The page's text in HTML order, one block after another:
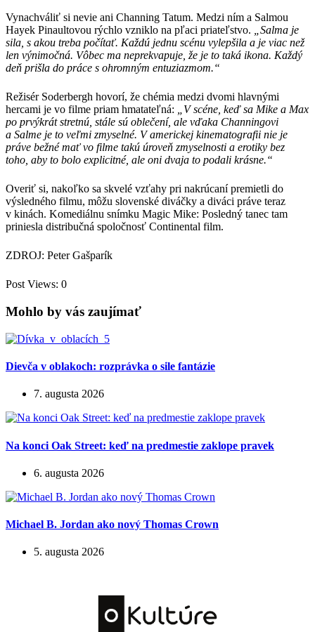
Vynachváliť si nevie ani Channing Tatum. Medzi ním a Salmou
Hayek Pinaultovou rýchlo vzniklo na pľaci priateľstvo.
„Salma je
sila, s akou treba počítať. Každú jednu scénu vylepšila a je viac než
len výnimočná. Vôbec ma neprekvapuje, že je to taká ikona. Každý
deň prišla do práce s ohromným entuziazmom.“
Režisér Soderbergh hovorí, že chémia medzi dvomi hlavnými
hercami je vo filme priam hmatateľná:
„V scéne, keď sa Mike a Max
po prvýkrát stretnú, stále sú oblečení, ale vďaka Channingovi
a Salme je to veľmi zmyselné. V americkej kinematografii nie je
práve bežné mať vo filme takú úroveň zmyselnosti a erotiky bez
toho, aby to bolo explicitné, ale oni dvaja to podali krásne.“
Overiť si, nakoľko sa skvelé vzťahy pri nakrúcaní premietli do
výsledného filmu, môžu slovenské diváčky a diváci práve teraz
v kinách. Komediálnu snímku Magic Mike: Posledný tanec tam
priniesla distribučná spoločnosť Continental film.
ZDROJ: Peter Gašparík
Post Views: 0
Mohlo by vás zaujímať
Dievča v oblakoch: rozprávka o sile fantázie
7. augusta 2026
Na konci Oak Street: keď na predmestie zaklope pravek
6. augusta 2026
Michael B. Jordan ako nový Thomas Crown
5. augusta 2026